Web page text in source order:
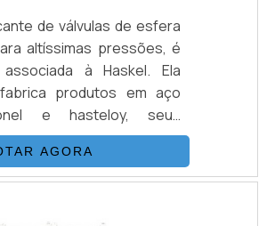
de válvulas de esfera
altíssimas pressões, é
à Haskel. Ela
produtos em aço
e hasteloy, seus
Válvulas Esfera, Agulha,
Conexões e Niple.
equipamentos para sub-
AGORA